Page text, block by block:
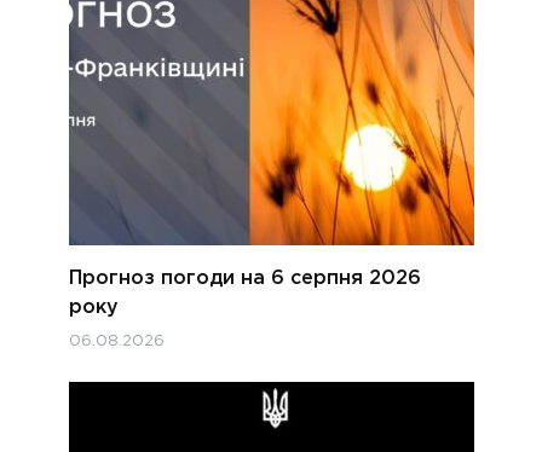
Прогноз погоди на 6 серпня 2026
року
06.08.2026